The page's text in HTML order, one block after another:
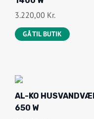
3.220,00 Kr.
GÅ TIL BUTIK
AL-KO
650 W